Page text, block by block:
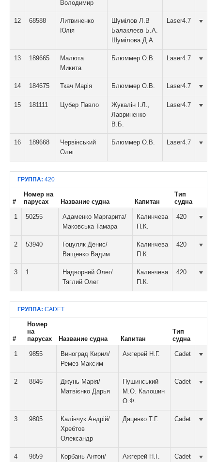
Володимир
12 68588
Литвиненко
Юлія
Шумілов Л.В
Балаклеєв Б.А.
Шумілова Д.А.
Laser4.7
13 189665
Малюта
Микита
Блюммер О.В. Laser4.7
14 184675 Ткач Марія Блюммер О.В. Laser4.7
15 181111 Цубер Павло
Жукалін І.Л.,
Лавриненко
В.Б.
Laser4.7
16 189668
Червінський
Олег
Блюммер О.В. Laser4.7
ГРУППА: 420
#
Номер на
парусах
Название судна Капитан
Тип
судна
1 50255
Адаменко Маргарита/
Маковська Тамара
Калинчева
П.К.
420
2 53940
Гоцуляк Денис/
Ващенко Вадим
Калинчева
П.К.
420
3 1
Надворний Олег/
Тяглий Олег
Калинчева
П.К.
420
ГРУППА: CADET
#
Номер
на
парусах
Название судна Капитан
Тип
судна
1 9855
Виноград Кирил/
Ремез Максим
Ажгерей Н.Г. Cadet
2 8846
Джунь Марія/
Матвієнко Дарья
Пушинський
М.О. Калошин
О.Ф.
Cadet
3 9805
Калінчук Андрій/
Хребтов
Олександр
Даценко Т.Г. Cadet
4 9859
Корбань Антон/
Ажгерей Н.Г. Cadet